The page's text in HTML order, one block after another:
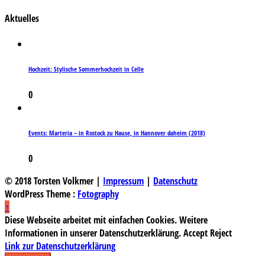
Aktuelles
Hochzeit: Stylische Sommerhochzeit in Celle
0
Events: Marteria – in Rostock zu Hause, in Hannover daheim (2018)
0
© 2018 Torsten Volkmer | Impressum | Datenschutz
WordPress Theme : Fotography
↑
Diese Webseite arbeitet mit einfachen Cookies. Weitere
Informationen in unserer Datenschutzerklärung.Accept Reject
Link zur Datenschutzerklärung